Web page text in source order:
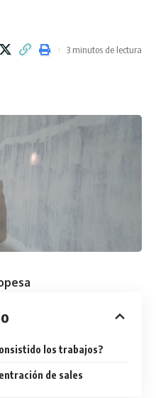
3 minutos de lectura
los trabajos?
de sales